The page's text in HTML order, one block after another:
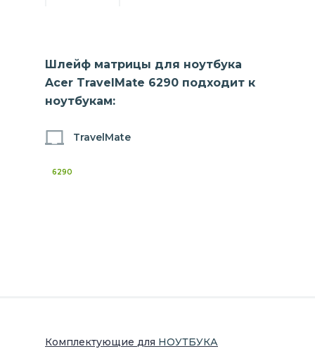
Шлейф матрицы для ноутбука
Acer TravelMate 6290 подходит к
ноутбукам:
TravelMate
6290
Комплектующие для НОУТБУКА